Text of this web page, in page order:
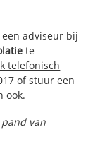
adviseur bij
te
telefonisch
of stuur een
ook.
van